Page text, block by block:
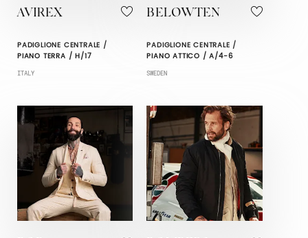
AVIREX
PADIGLIONE CENTRALE /
PIANO TERRA / H/17
ITALY
BELOWTEN
PADIGLIONE CENTRALE /
PIANO ATTICO / A/4-6
SWEDEN